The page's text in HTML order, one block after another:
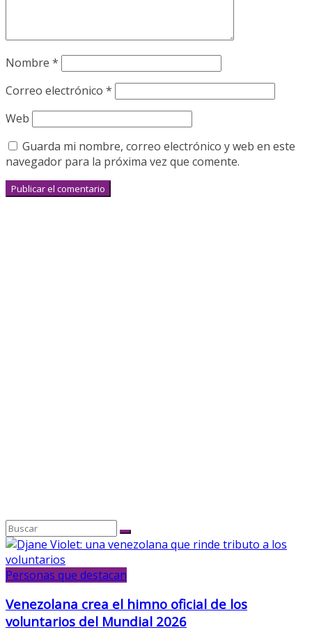
Nombre *
Correo electrónico *
Web
Guarda mi nombre, correo electrónico y web en este
navegador para la próxima vez que comente.
Personas que destacan
Venezolana crea el himno oficial de los
voluntarios del Mundial 2026